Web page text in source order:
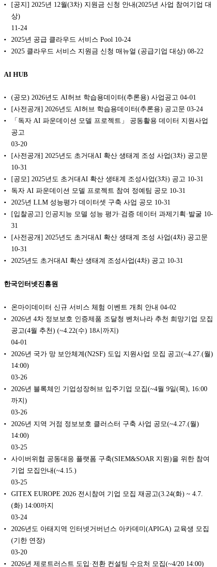
[공지] 2025년 12월(3차) 지원금 신청 안내(2025년 사업 참여기업 대
상)
11-24
2025년 공급 클라우드 서비스 Pool 10-24
2025 클라우드 서비스 지원금 신청 매뉴얼 (공급기업 대상) 08-22
AI HUB
(공모) 2026년도 AI허브 학습용데이터(추론용) 사업공고 04-01
[사전공개] 2026년도 AI허브 학습용데이터(추론용) 공고문 03-24
「독자 AI 파운데이션 모델 프로젝트」 공동활용 데이터 지원사업
공고
03-20
[사전공개] 2025년도 초거대AI 확산 생태계 조성 사업(3차) 공고문
10-31
[공모] 2025년도 초거대AI 확산 생태계 조성사업(3차) 공고 10-31
독자 AI 파운데이션 모델 프로젝트 참여 정예팀 공모 10-31
2025년 LLM 성능평가 데이터셋 구축 사업 공모 10-31
[입찰공고] 인공지능 모델 성능 평가·검증 데이터 과제기획·발굴 10-
31
[사전공개] 2025년도 초거대AI 확산 생태계 조성 사업(4차) 공고문
10-31
2025년도 초거대AI 확산 생태계 조성사업(4차) 공고 10-31
한국인터넷진흥원
온마이데이터 신규 서비스 체험 이벤트 개최 안내 04-02
2026년 4차 정보보호 인증제품 조달청 벤처나라 추천 희망기업 모집
공고(4월 추천) (~4.22(수) 18시까지)
04-01
2026년 국가 망 보안체계(N2SF) 도입 지원사업 모집 공고(~4.27.(월)
14:00)
03-26
2026년 블록체인 기업성장허브 입주기업 모집(~4월 9일(목), 16:00
까지)
03-26
2026년 지역 거점 정보보호 클러스터 구축 사업 공모(~4.27.(월)
14:00)
03-25
사이버위협 공동대응 플랫폼 구축(SIEM&SOAR 지원)을 위한 참여
기업 모집안내(~4.15.)
03-25
GITEX EUROPE 2026 전시참여 기업 모집 재공고(3.24(화) ~ 4.7.
(화) 14:00까지
03-24
2026년도 아태지역 인터넷거버넌스 아카데미(APIGA) 교육생 모집
(기한 연장)
03-20
2026년 제로트러스트 도입·전환 컨설팅 수요처 모집(~4/20 14:00)